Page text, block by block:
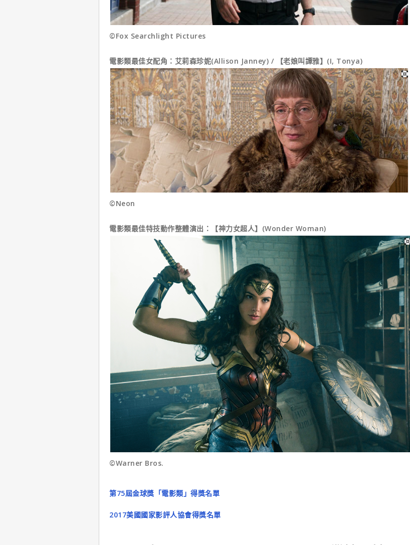
©Fox Searchlight Pictures
電影類最佳女配角：艾莉森珍妮(Allison Janney) / 【老娘叫譚雅】(I, Tonya)
©Neon
電影類最佳特技動作整體演出：【神力女超人】(Wonder Woman)
©Warner Bros.
第75屆金球獎「電影類」得獎名單
2017美國國家影評人協會得獎名單